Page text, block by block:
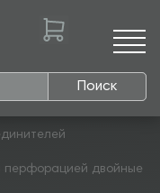
Поиск
перфорацией двойные